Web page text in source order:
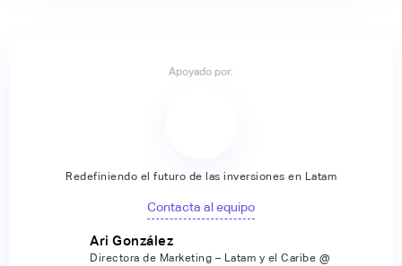
Apoyado por:
Redefiniendo el futuro de las inversiones en Latam
Contacta al equipo
Ari González
Directora de Marketing – Latam y el Caribe @